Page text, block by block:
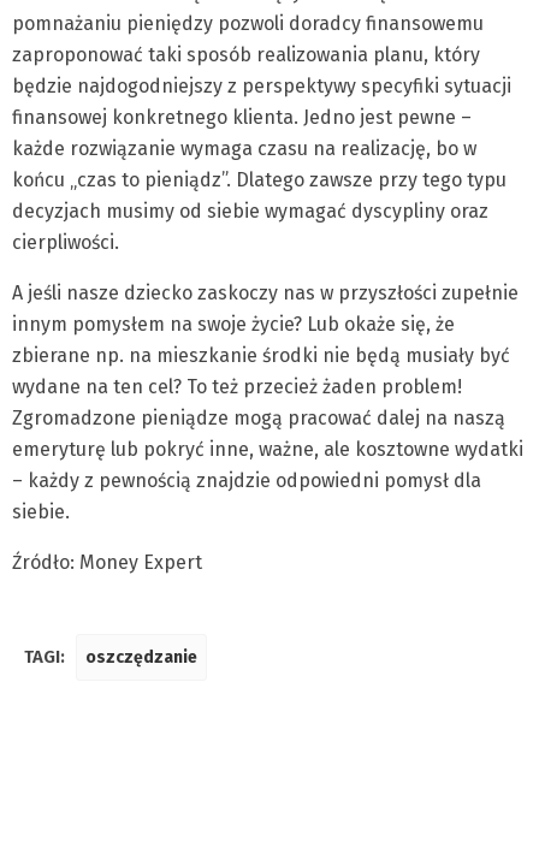
pomnażaniu pieniędzy pozwoli doradcy finansowemu
zaproponować taki sposób realizowania planu, który
będzie najdogodniejszy z perspektywy specyfiki sytuacji
finansowej konkretnego klienta. Jedno jest pewne –
każde rozwiązanie wymaga czasu na realizację, bo w
końcu „czas to pieniądz”. Dlatego zawsze przy tego typu
decyzjach musimy od siebie wymagać dyscypliny oraz
cierpliwości.
A jeśli nasze dziecko zaskoczy nas w przyszłości zupełnie
innym pomysłem na swoje życie? Lub okaże się, że
zbierane np. na mieszkanie środki nie będą musiały być
wydane na ten cel? To też przecież żaden problem!
Zgromadzone pieniądze mogą pracować dalej na naszą
emeryturę lub pokryć inne, ważne, ale kosztowne wydatki
– każdy z pewnością znajdzie odpowiedni pomysł dla
siebie.
Źródło: Money Expert
TAGI: oszczędzanie